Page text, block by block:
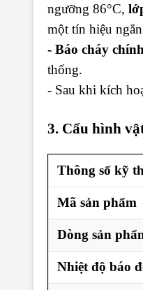
ngưỡng 86°C,
một tín hiệu
- Báo cháy
thống.
- Sau khi kích
3. Cấu hình
Thông số kỹ
Mã sản phẩm
Dòng sản
Nhiệt độ báo